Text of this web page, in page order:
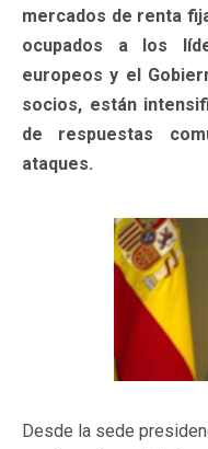
mercados de renta
ocupados a los
europeos y el
socios, están
de respuestas
ataques.
Desde la sede